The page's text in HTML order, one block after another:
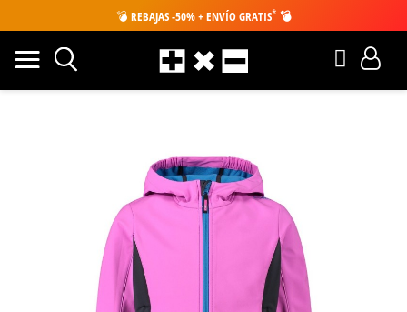
💣 REBAJAS -50% + ENVÍO GRATIS* 💣